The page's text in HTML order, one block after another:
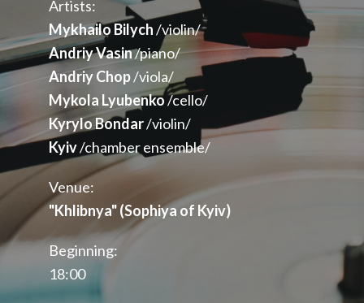
Artists:
Mykhailo Bilych/violin/
Andriy Vasin/piano/
Andriy Chop/viola/
Mykola Lyubenko/cello/
Kyrylo Bondar/violin/
Kyiv/chamber ensemble/
Venue:
"Khlibnya" (Sophiya of Kyiv)
Beginning:
18:00